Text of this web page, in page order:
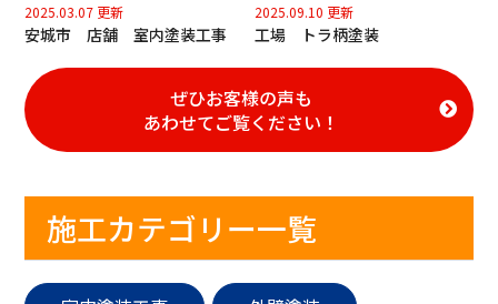
2025.03.07 更新
安城市 店舗 室内塗装工事
2025.09.10 更新
工場 トラ柄塗装
ぜひお客様の声も
あわせてご覧ください！
施工カテゴリー一覧